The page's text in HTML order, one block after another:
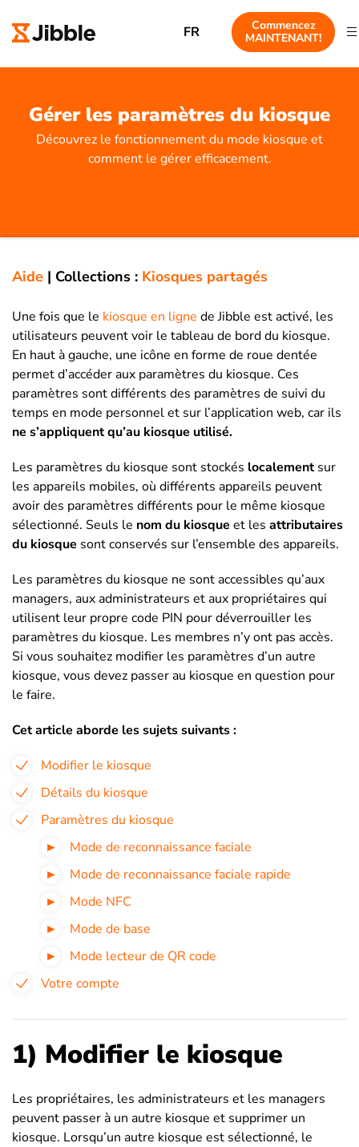
FR
Commencez
MAINTENANT!
Gérer les paramètres du kiosque
Découvrez le fonctionnement du mode kiosque et
comment le gérer efficacement.
Aide | Collections : Kiosques partagés
Une fois que le kiosque en ligne de Jibble est activé, les
utilisateurs peuvent voir le tableau de bord du kiosque.
En haut à gauche, une icône en forme de roue dentée
permet d’accéder aux paramètres du kiosque. Ces
paramètres sont différents des paramètres de suivi du
temps en mode personnel et sur l’application web, car ils
ne s’appliquent qu’au kiosque utilisé.
Les paramètres du kiosque sont stockés localementsur
les appareils mobiles, où différents appareils peuvent
avoir des paramètres différents pour le même kiosque
sélectionné. Seuls le nom du kiosque et les attributaires
du kiosque sont conservés sur l’ensemble des appareils.
Les paramètres du kiosque ne sont accessibles qu’aux
managers, aux administrateurs et aux propriétaires qui
utilisent leur propre code PIN pour déverrouiller les
paramètres du kiosque. Les membres n’y ont pas accès.
Si vous souhaitez modifier les paramètres d’un autre
kiosque, vous devez passer au kiosque en question pour
le faire.
Cet article aborde les sujets suivants :
Modifier le kiosque
Détails du kiosque
Paramètres du kiosque
Mode de reconnaissance faciale
Mode de reconnaissance faciale rapide
Mode NFC
Mode de base
Mode lecteur de QR code
Votre compte
1) Modifier le kiosque
Les propriétaires, les administrateurs et les managers
peuvent passer à un autre kiosque et supprimer un
kiosque. Lorsqu’un autre kiosque est sélectionné, le